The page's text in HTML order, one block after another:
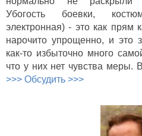
Убогость боевки,
электронная) - это как прям
нарочито упрощенно, и это
как-то избыточно много
что у них нет чувства меры.
>>> Обсудить >>>